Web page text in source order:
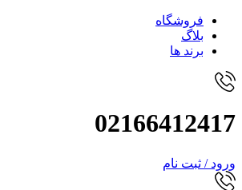
فروشگاه
بلاگ
برند ها
02166412417
ورود / ثبت نام